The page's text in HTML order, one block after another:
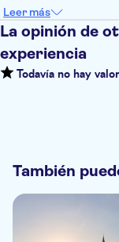
Leer más
La opinión de
experiencia
Todavía no hay
También